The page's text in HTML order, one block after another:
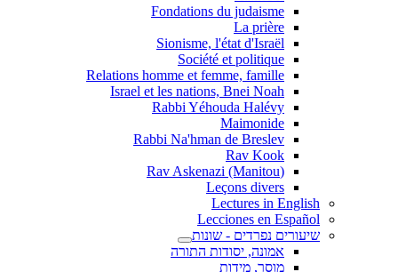
Fondations du judaisme
La prière
Sionisme, l'état d'Israël
Société et politique
Relations homme et femme, famille
Israel et les nations, Bnei Noah
Rabbi Yéhouda Halévy
Maimonide
Rabbi Na'hman de Breslev
Rav Kook
(Rav Askenazi (Manitou
Leçons divers
Lectures in English
Lecciones en Español
שיעורים נפרדים - שונות
אמונה, יסודות התורה
מוסר, מידות